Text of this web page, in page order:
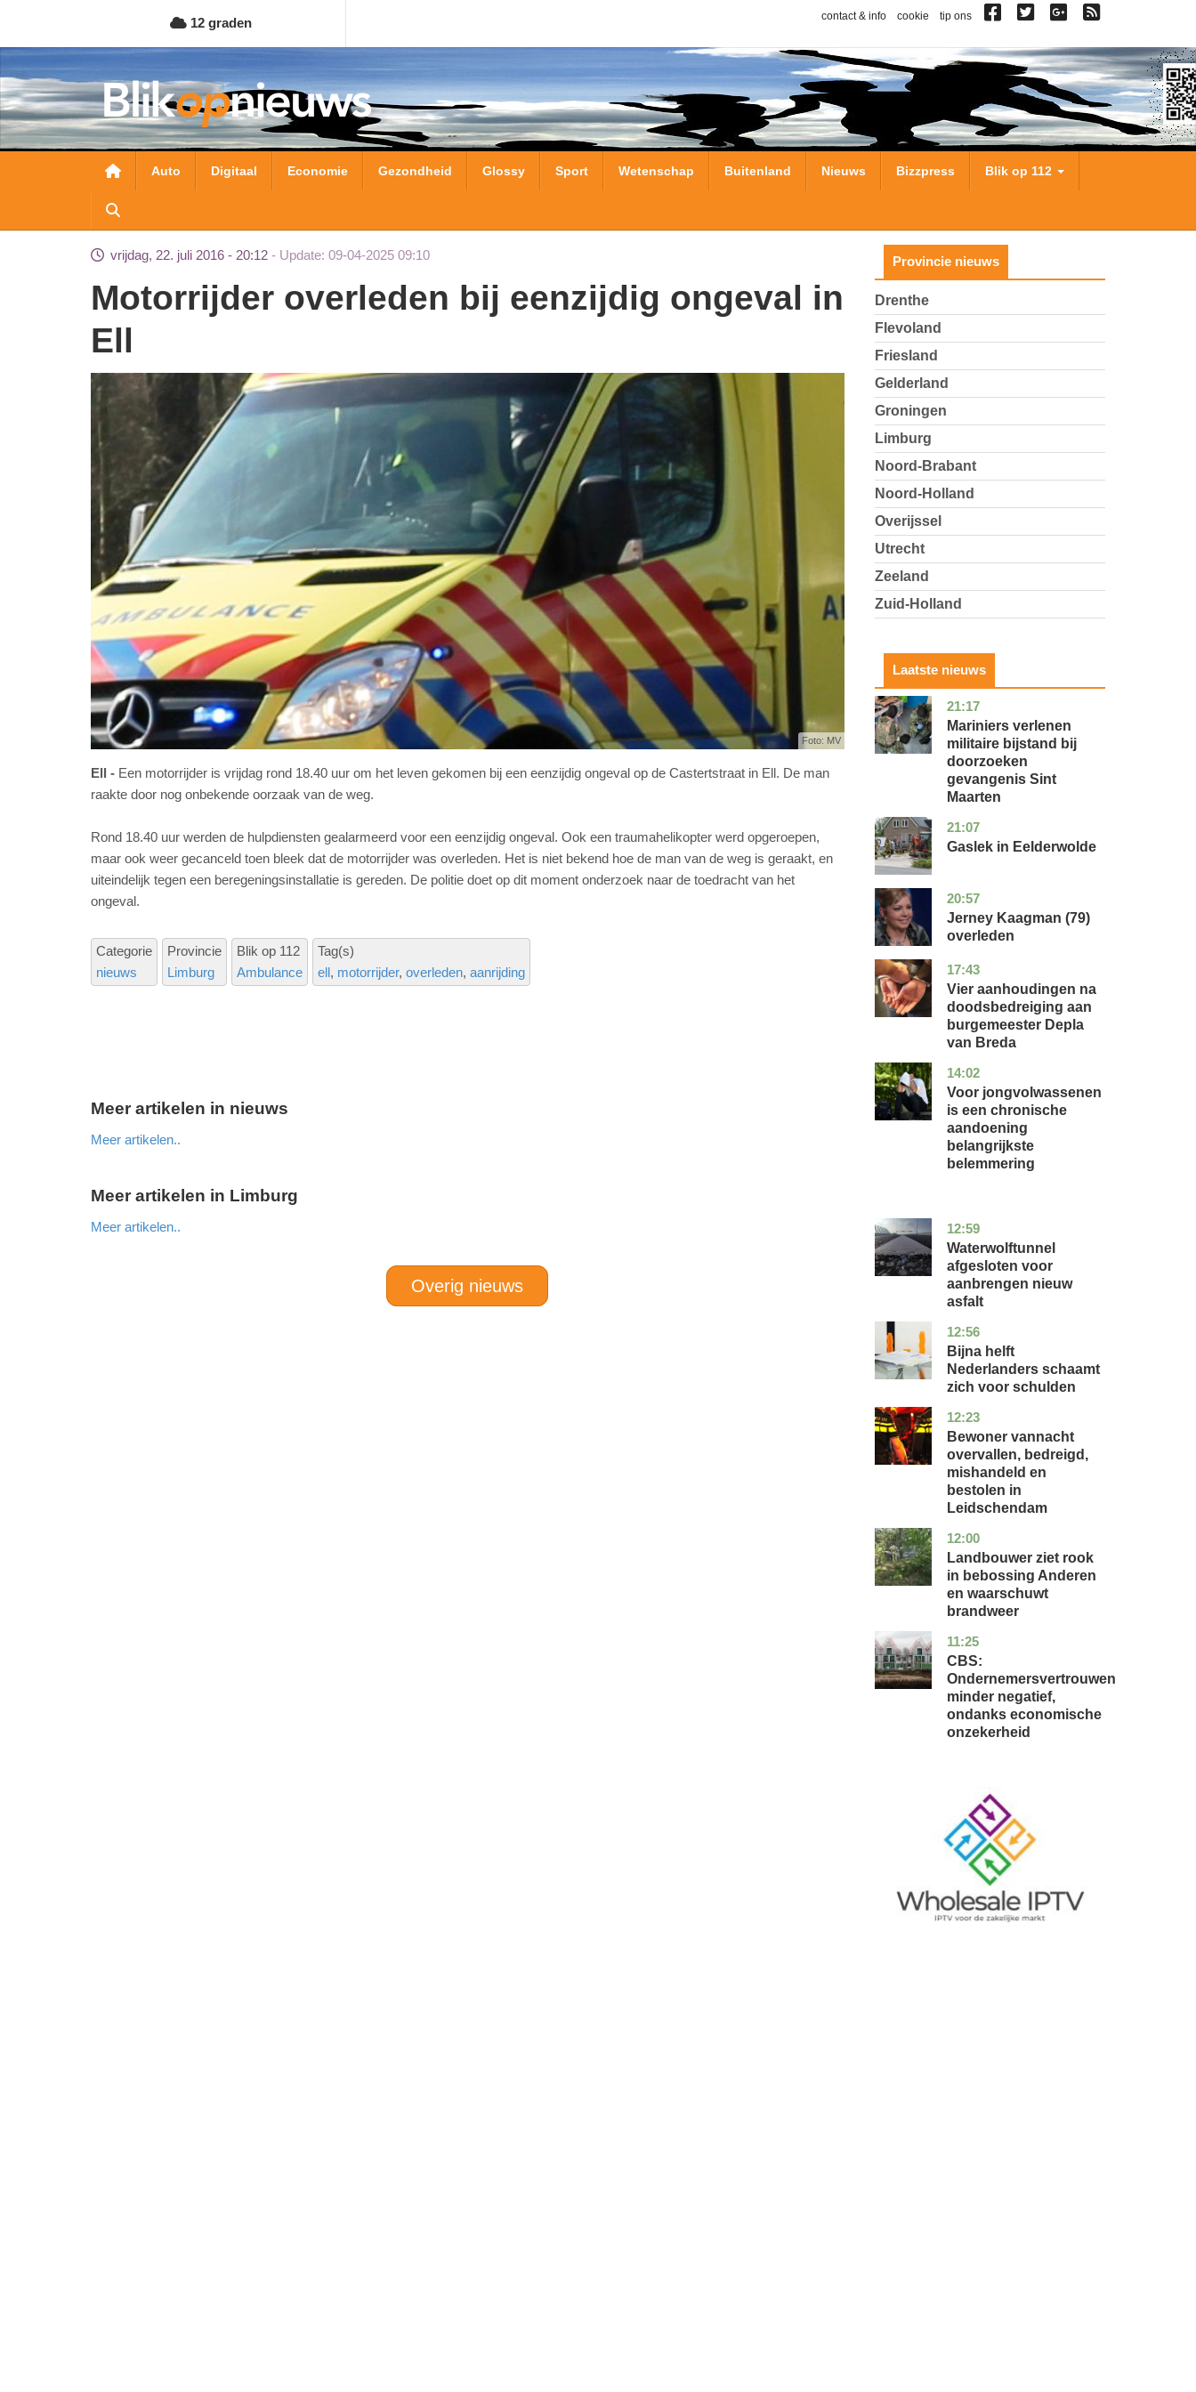
naar
de
inhoud
gaan
12 graden contact & info cookie tip ons
Hoofdnavigatie
Auto Digitaal Economie Gezondheid Glossy Sport Wetenschap Buitenland Nieuws Bizzpress Blik op 112
vrijdag, 22. juli 2016 - 20:12 Update: 09-04-2025 09:10
Motorrijder overleden bij eenzijdig ongeval in
Ell
Foto: MV
Ell
Een motorrijder is vrijdag rond 18.40 uur om het leven gekomen bij een eenzijdig ongeval op de Castertstraat in Ell. De man
raakte door nog onbekende oorzaak van de weg.
Rond 18.40 uur werden de hulpdiensten gealarmeerd voor een eenzijdig ongeval. Ook een traumahelikopter werd opgeroepen,
maar ook weer gecanceld toen bleek dat de motorrijder was overleden. Het is niet bekend hoe de man van de weg is geraakt, en
uiteindelijk tegen een beregeningsinstallatie is gereden. De politie doet op dit moment onderzoek naar de toedracht van het
ongeval.
Categorie
nieuws
Provincie
Limburg
Blik op 112
Ambulance
Tag(s)
ell motorrijder overleden aanrijding
Meer artikelen in nieuws
Meer artikelen..
Meer artikelen in Limburg
Meer artikelen..
Overig nieuws
Provincie nieuws
Drenthe
Flevoland
Friesland
Gelderland
Groningen
Limburg
Noord-Brabant
Noord-Holland
Overijssel
Utrecht
Zeeland
Zuid-Holland
Laatste nieuws
21:17
buitenland
Mariniers verlenen
militaire bijstand bij
doorzoeken
gevangenis Sint
Maarten
21:07
drenthe
nieuws
Gaslek in Eelderwolde
20:57
noord-
glossy
Jerney Kaagman (79)
overleden
17:43
noord-
brabant
nieuws
Vier aanhoudingen na
doodsbedreiging aan
burgemeester Depla
van Breda
14:02
utrecht
gezondheid
Voor jongvolwassenen
is een chronische
aandoening
belangrijkste
belemmering
12:59
noord-
holland
nieuws
Waterwolftunnel
afgesloten voor
aanbrengen nieuw
asfalt
12:56
noord-
holland
economie
Bijna helft
Nederlanders schaamt
zich voor schulden
12:23
zuid-
holland
nieuws
Bewoner vannacht
overvallen, bedreigd,
mishandeld en
bestolen in
Leidschendam
12:00
drenthe
nieuws
Landbouwer ziet rook
in bebossing Anderen
en waarschuwt
brandweer
11:25
zuid-
holland
economie
CBS:
Ondernemersvertrouwen
minder negatief,
ondanks economische
onzekerheid